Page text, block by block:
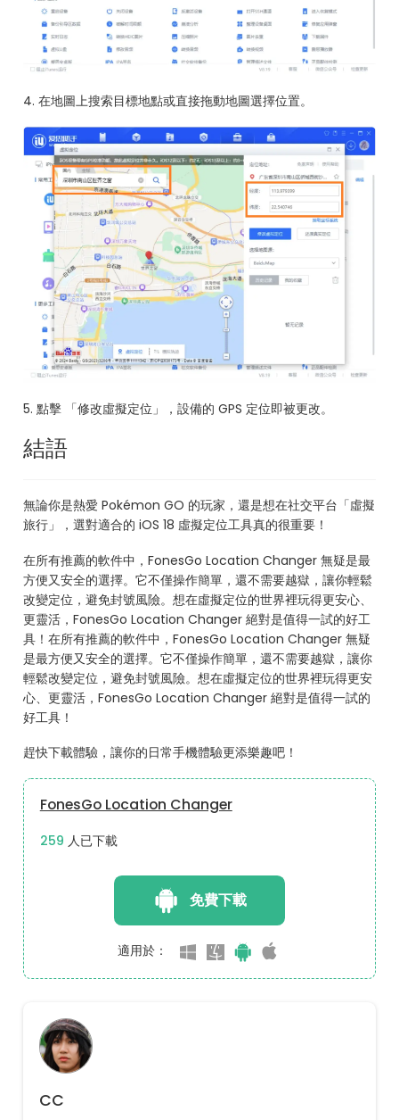
4. 在地圖上搜索目標地點或直接拖動地圖選擇位置。
5. 點擊 「修改虛擬定位」，設備的 GPS 定位即被更改。
結語
無論你是熱愛 Pokémon GO 的玩家，還是想在社交平台「虛擬
旅行」，選對適合的 iOS 18 虛擬定位工具真的很重要！
在所有推薦的軟件中，FonesGo Location Changer 無疑是最
方便又安全的選擇。它不僅操作簡單，還不需要越獄，讓你輕鬆
改變定位，避免封號風險。想在虛擬定位的世界裡玩得更安心、
更靈活，FonesGo Location Changer 絕對是值得一試的好工
具！在所有推薦的軟件中，FonesGo Location Changer 無疑
是最方便又安全的選擇。它不僅操作簡單，還不需要越獄，讓你
輕鬆改變定位，避免封號風險。想在虛擬定位的世界裡玩得更安
心、更靈活，FonesGo Location Changer 絕對是值得一試的
好工具！
趕快下載體驗，讓你的日常手機體驗更添樂趣吧！
FonesGo Location Changer
259 人已下載
免費下載
適用於：
CC